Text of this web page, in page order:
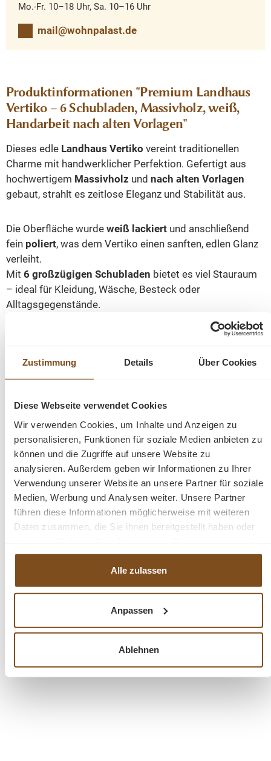
Zustimmung Details Über Cookies
Diese Webseite verwendet Cookies
Wir verwenden Cookies, um Inhalte und Anzeigen zu
personalisieren, Funktionen für soziale Medien anbieten zu
können und die Zugriffe auf unsere Website zu
analysieren. Außerdem geben wir Informationen zu Ihrer
Verwendung unserer Website an unsere Partner für soziale
Medien, Werbung und Analysen weiter. Unsere Partner
führen diese Informationen möglicherweise mit weiteren
Daten zusammen, die Sie ihnen bereitgestellt haben oder
haben.
Alle zulassen
Anpassen
Ablehnen
Mo.-Fr. 10–18 Uhr, Sa. 10–16 Uhr
mail@wohnpalast.de
Produktinformationen "Premium Landhaus
Vertiko – 6 Schubladen, Massivholz, weiß,
Handarbeit nach alten Vorlagen"
Dieses edle Landhaus Vertiko vereint traditionellen
Charme mit handwerklicher Perfektion. Gefertigt aus
hochwertigem Massivholz und nach alten Vorlagen
gebaut, strahlt es zeitlose Eleganz und Stabilität aus.
Die Oberfläche wurde weiß lackiert und anschließend
fein poliert, was dem Vertiko einen sanften, edlen Glanz
verleiht.
Mit 6 großzügigen Schubladen bietet es viel Stauraum
– ideal für Kleidung, Wäsche, Besteck oder
Alltagsgegenstände.
Durch seine klassische Form und die harmonischen
Proportionen fügt sich dieses Möbelstück perfekt in
jedes Wohnambiente ein – vom Flur bis zum
Ein echtesPremium-Möbelstück
Abmessungen: Höhe: 150 cm Breite: 100 cm Tiefe:
50 cm
Produktdetails
Farbe: Weiß
6 große Schubladen
Premium Qualität
Fertig montiert – sofort einsatzbereit
Fragen zum Produkt?